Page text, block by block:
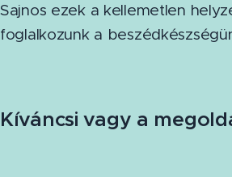
Sajnos ezek a kellemetlen
foglalkozunk a
Kíváncsi vagy a